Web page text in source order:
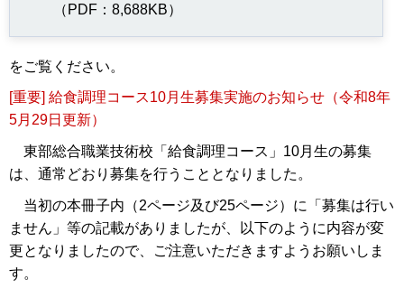
（PDF：8,688KB）
をご覧ください。
[重要] 給食調理コース10月生募集実施のお知らせ（令和8年
5月29日更新）
東部総合職業技術校「給食調理コース」10月生の募集
は、通常どおり募集を行うこととなりました。
当初の本冊子内（2ページ及び25ページ）に「募集は行い
ません」等の記載がありましたが、以下のように内容が変
更となりましたので、ご注意いただきますようお願いしま
す。